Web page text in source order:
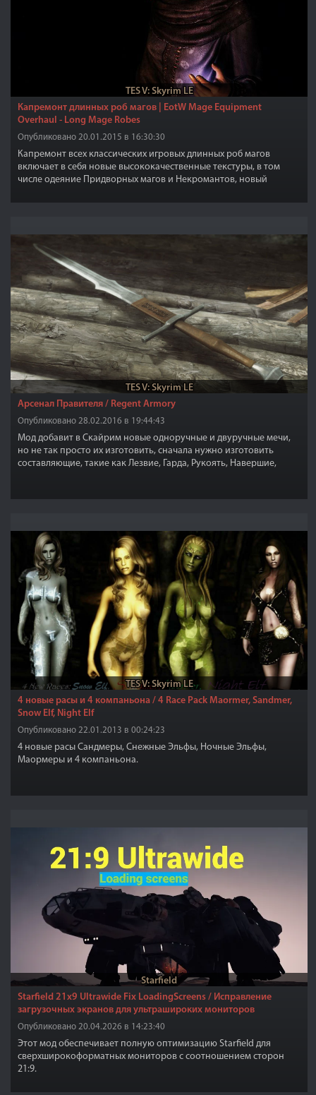
TES V: Skyrim LE
Капремонт длинных роб магов | EotW Mage Equipment
Overhaul - Long Mage Robes
Опубликовано 20.01.2015 в 16:30:30
Капремонт всех классических игровых длинных роб магов
включает в себя новые высококачественные текстуры, в том
числе одеяние Придворных магов и Некромантов, новый
TES V: Skyrim LE
Арсенал Правителя / Regent Armory
Опубликовано 28.02.2016 в 19:44:43
Мод добавит в Скайрим новые одноручные и двуручные мечи,
но не так просто их изготовить, сначала нужно изготовить
составляющие, такие как Лезвие, Гарда, Рукоять, Навершие,
TES V: Skyrim LE
4 новые расы и 4 компаньона / 4 Race Pack Maormer, Sandmer,
Snow Elf, Night Elf
Опубликовано 22.01.2013 в 00:24:23
4 новые расы Сандмеры, Снежные Эльфы, Ночные Эльфы,
Маормеры и 4 компаньона.
Starfield
Starfield 21x9 Ultrawide Fix LoadingScreens / Исправление
загрузочных экранов для ультрашироких мониторов
Опубликовано 20.04.2026 в 14:23:40
Этот мод обеспечивает полную оптимизацию Starfield для
сверхширокоформатных мониторов с соотношением сторон
21:9.